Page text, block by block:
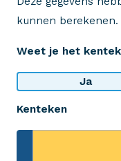
kunnen berekenen.
Weet je het
Ja
Kenteken
Wij krijgen
Op basis van ruim
Bekijk